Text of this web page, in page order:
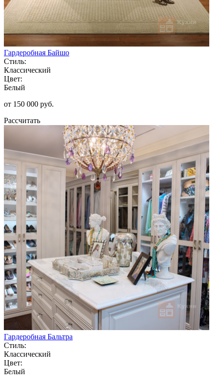
Гардеробная Байшо
Стиль:
Классический
Цвет:
Белый
от 150 000 руб.
Рассчитать
Гардеробная Бальтра
Стиль:
Классический
Цвет:
Белый